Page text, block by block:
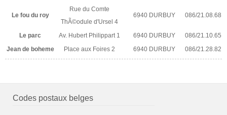
Le fou du roy
Rue du Comte
ThÃ©odule d'Ursel 4
6940 DURBUY 086/21.08.68
Le parc Av. Hubert Philippart 1 6940 DURBUY
086/21.10.65
Jean de boheme
Place aux Foires 2 6940 DURBUY 086/21.28.82
Codes postaux belges